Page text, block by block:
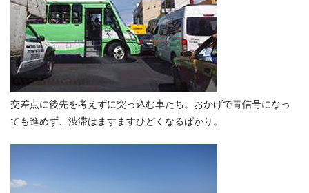
交差点に後先を考えずに突っ込む車たち。おかげで青信号になっ
ても進めず、渋滞はますますひどくなるばかり。